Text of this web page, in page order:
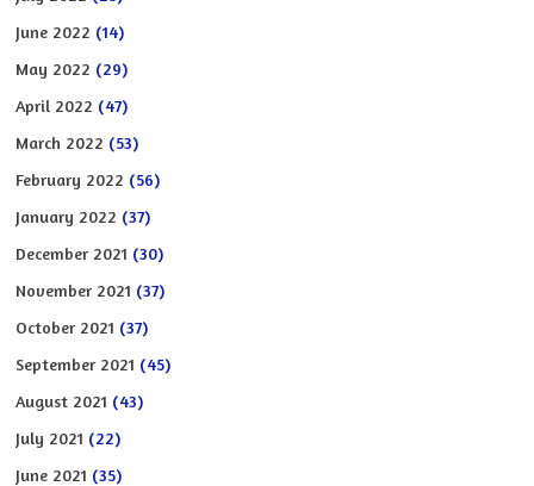
June 2022 (14)
May 2022 (29)
April 2022 (47)
March 2022 (53)
February 2022 (56)
January 2022 (37)
December 2021 (30)
November 2021 (37)
October 2021 (37)
September 2021 (45)
August 2021 (43)
July 2021 (22)
June 2021 (35)